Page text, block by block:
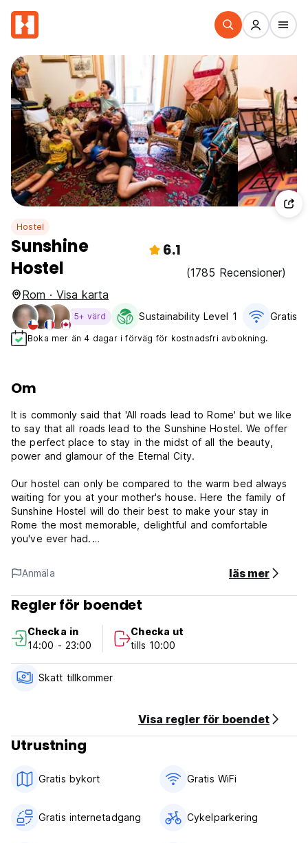
Hostel
Sunshine
Hostel
6.1
(1785 Recensioner)
Rom · Visa karta
5+ värd Sustainability Level 1 Gratis
Boka mer än 4 dagar i förväg för kostnadsfri avbokning.
Om
It is commonly said that 'All roads lead to Rome' but we like
to say that all roads lead to the Sunshine Hostel. We offer
the perfect place to stay in the midst of all the beauty,
power and glamour of the Eternal City.
Our hostel can only be compared to the warm bed always
waiting for you at your mother's house. Here the family of
Sunshine Hostel will do their best to make your stay in
Rome the most memorable, delightful and comfortable
you've ever had.
If you are interested in experiencing this hidden treasure,
we invite you to come and discover the secrets of Rome
while staying in comfort at the Sunshine Hostel. We
guarantee a warm, secure environment, and we also
you through the most complicated streets of Rome.
IMPORTANT NOTICE MINIMUM AGE FROM 18 TO MAXIMUM
AGE 48
We're waiting for you at Sunshine Hostel
Anmäla läs mer
Regler för boendet
Checka in
14:00 - 23:00
Checka ut
tills 10:00
Skatt tillkommer
Visa regler för boendet
Utrustning
Gratis bykort Gratis WiFi
Gratis internetadgang Cykelparkering